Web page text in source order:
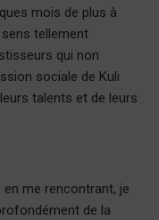
mois de plus à
tellement
qui non
sociale de Kuli
talents et de leurs
me rencontrant, je
de la